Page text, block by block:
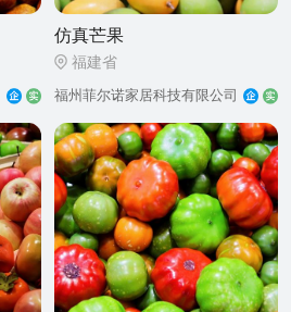
仿真芒果
福建省
福州菲尔诺家居科技有限公司